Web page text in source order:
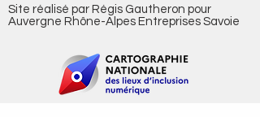
Site réalisé par Régis Gautheron pour
Auvergne Rhône-Alpes Entreprises Savoie